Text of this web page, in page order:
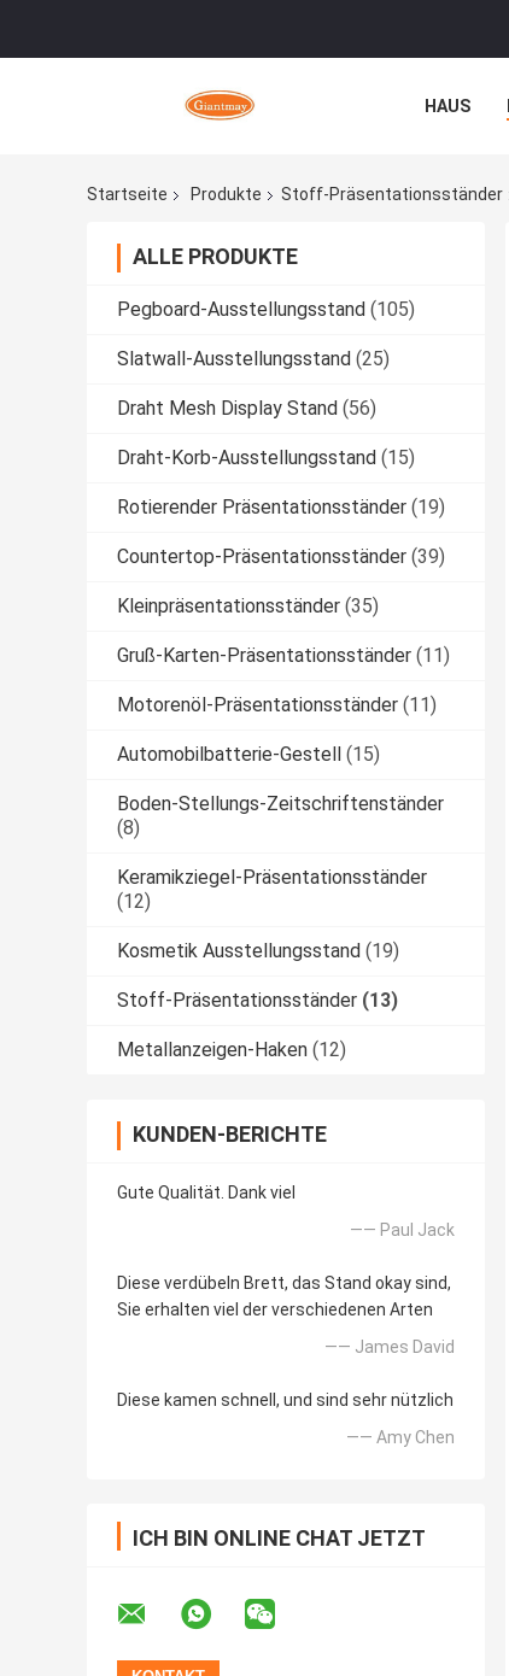
HAUS
Startseite
Produkte Stoff-Präsentationsständer
ALLE PRODUKTE
Pegboard-Ausstellungsstand (105)
Slatwall-Ausstellungsstand (25)
Draht Mesh Display Stand (56)
Draht-Korb-Ausstellungsstand (15)
Rotierender Präsentationsständer (19)
Countertop-Präsentationsständer (39)
Kleinpräsentationsständer (35)
Gruß-Karten-Präsentationsständer (11)
Motorenöl-Präsentationsständer (11)
Automobilbatterie-Gestell (15)
Boden-Stellungs-Zeitschriftenständer
(8)
Keramikziegel-Präsentationsständer
(12)
Kosmetik Ausstellungsstand (19)
Stoff-Präsentationsständer (13)
Metallanzeigen-Haken (12)
KUNDEN-BERICHTE
Gute Qualität. Dank viel
—— Paul Jack
Diese verdübeln Brett, das Stand okay sind,
Sie erhalten viel der verschiedenen Arten
—— James David
Diese kamen schnell, und sind sehr nützlich
—— Amy Chen
ICH BIN ONLINE CHAT JETZT